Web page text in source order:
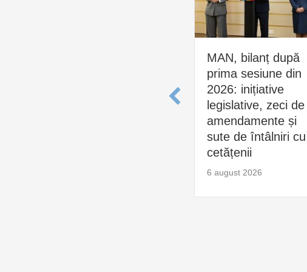
MAN, bilanț după
prima sesiune din
2026: inițiative
legislative, zeci de
amendamente și
sute de întâlniri cu
cetățenii
6 august 2026